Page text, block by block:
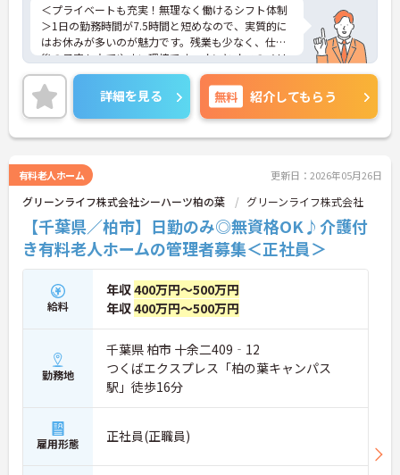
＜プライベートも充実！無理なく働けるシフト体制
＞1日の勤務時間が7.5時間と短めなので、実質的に
はお休みが多いのが魅力です。残業も少なく、仕事
後の予定も立てやすい環境です。オンとオフのメリ
ハリをつけながら、無理なく長く働きたい方にぴっ
たりです。
＜リーダーとして成長できる！手厚い研修制度＞ス
タッフのシフト管理や指導・教育など、チームをま
とめる重要な役割を担います。階層別の研修や資格
プしながら、キャリアを築いていくことができま
す。
詳細を見る 無料 紹介してもらう
有料老人ホーム 更新日：2026年05月26日
グリーンライフ株式会社シーハーツ柏の葉 グリーンライフ株式会社
【千葉県／柏市】日勤のみ◎無資格OK♪介護付
き有料老人ホームの管理者募集＜正社員＞
給料
年収400万円～500万円
年収400万円～500万円
勤務地
千葉県 柏市 十余二409‐12
つくばエクスプレス「柏の葉キャンパス
駅」徒歩16分
雇用形態 正社員(正職員)